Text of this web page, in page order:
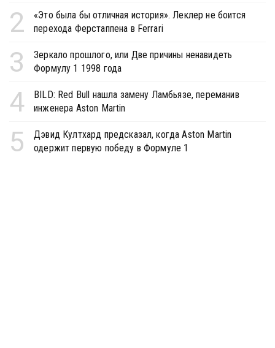
2
«Это была бы отличная история». Леклер не боится
перехода Ферстаппена в Ferrari
3
Зеркало прошлого, или Две причины ненавидеть
Формулу 1 1998 года
4
BILD: Red Bull нашла замену Ламбьязе, переманив
инженера Aston Martin
5
Дэвид Култхард предсказал, когда Aston Martin
одержит первую победу в Формуле 1